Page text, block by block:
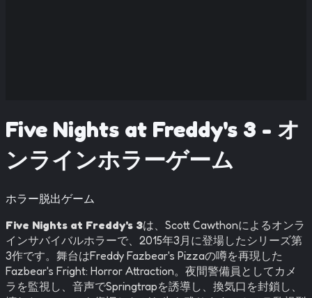
Five Nights at Freddy's 3 - オ
ンラインホラーゲーム
ホラー脱出ゲーム
Five Nights at Freddy's 3は、Scott Cawthonによるオンラ
インサバイバルホラーで、2015年3月に登場したシリーズ第
3作です。舞台はFreddy Fazbear's Pizzaの噂を再現した
Fazbear's Fright: Horror Attraction。夜間警備員としてカメ
ラを監視し、音声でSpringtrapを誘導し、換気口を封鎖し、